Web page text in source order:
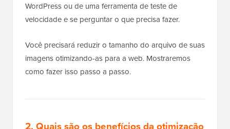
WordPress ou de uma ferramenta de teste de
velocidade e se perguntar o que precisa fazer.
Você precisará reduzir o tamanho do arquivo de suas
imagens otimizando-as para a web. Mostraremos
como fazer isso passo a passo.